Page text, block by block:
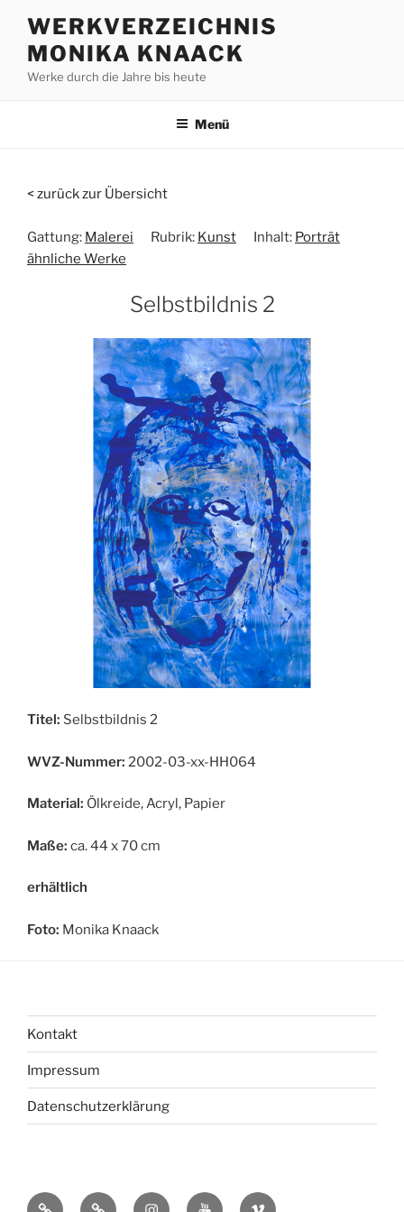
Inhalt
springen
WERKVERZEICHNIS
MONIKA KNAACK
Werke durch die Jahre bis heute
Menü
< zurück zur Übersicht
Gattung: Malerei Rubrik: Kunst Inhalt: Porträt
ähnliche Werke
Selbstbildnis 2
Titel: Selbstbildnis 2
WVZ-Nummer: 2002-03-xx-HH064
Material: Ölkreide, Acryl, Papier
Maße: ca. 44 x 70 cm
erhältlich
Foto: Monika Knaack
Kontakt
Impressum
Datenschutzerklärung
bsky MastadonInstagramYou Vimeo